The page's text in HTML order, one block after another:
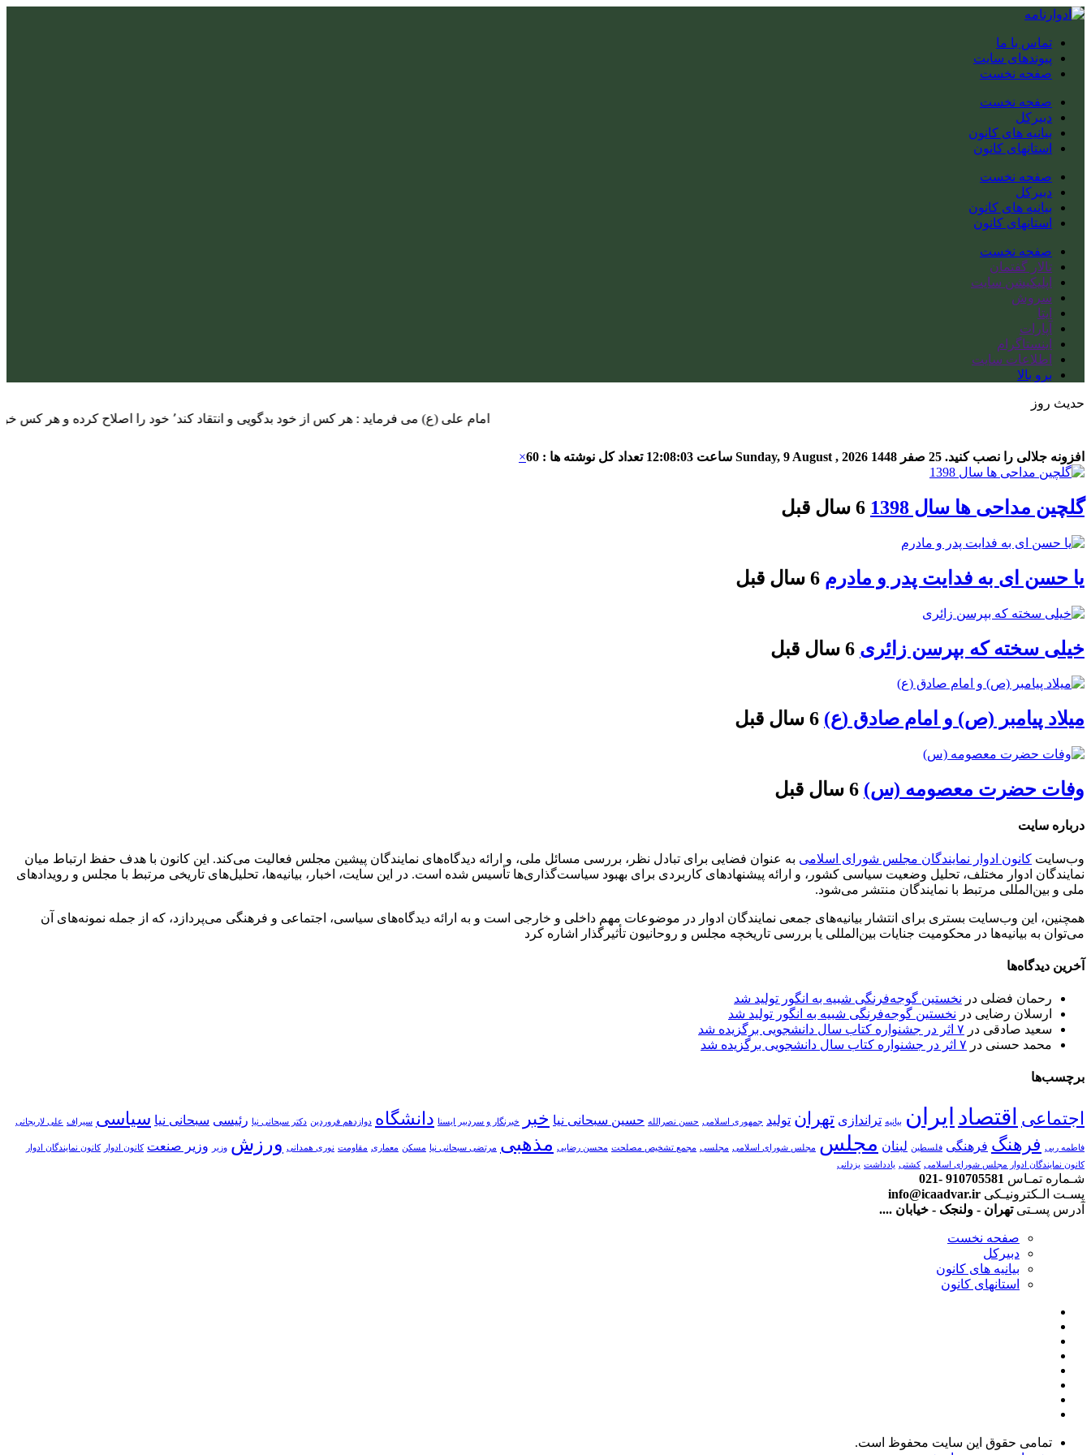
تماس با ما
پیوندهای سایت
صفحه نخست
صفحه نخست
دبیرکل
بیانیه های کانون
استانهای کانون
صفحه نخست
دبیرکل
بیانیه های کانون
استانهای کانون
صفحه نخست
تالار گفتمان
اپلیکیشن سایت
سروش
ایتا
آپارات
اینستاگرام
اطلاعات سایت
برو بالا
حدیث روز
امام علی (ع) می فرماید : هر کس از خود بدگویی و انتقاد کند٬ خود را اصلاح کرده و هر کس خودستایی نماید٬ پس به تحقیق خویش را تباه نموده است.
افزونه جلالی را نصب کنید. 25 صفر 1448 ساعت 12:08:04 تعداد کل نوشته ها : 60 ×
گلچین مداحی ها سال 1398 6 سال قبل
یا حسن ای به فدایت پدر و مادرم 6 سال قبل
خیلی سخته که بپرسن زائری 6 سال قبل
میلاد پیامبر (ص) و امام صادق (ع) 6 سال قبل
وفات حضرت معصومه (س) 6 سال قبل
درباره سایت
وب‌سایت کانون ادوار نمایندگان مجلس شورای اسلامی به عنوان فضایی برای تبادل نظر، بررسی مسائل ملی، و ارائه دیدگاه‌های نمایندگان پیشین مجلس فعالیت می‌کند. این کانون با هدف حفظ ارتباط میان
نمایندگان ادوار مختلف، تحلیل وضعیت سیاسی کشور، و ارائه پیشنهادهای کاربردی برای بهبود سیاست‌گذاری‌ها تأسیس شده است. در این سایت، اخبار، بیانیه‌ها، تحلیل‌های تاریخی مرتبط با مجلس و رویدادهای
ملی و بین‌المللی مرتبط با نمایندگان منتشر می‌شود.
همچنین، این وب‌سایت بستری برای انتشار بیانیه‌های جمعی نمایندگان ادوار در موضوعات مهم داخلی و خارجی است و به ارائه دیدگاه‌های سیاسی، اجتماعی و فرهنگی می‌پردازد، که از جمله نمونه‌های آن
می‌توان به بیانیه‌ها در محکومیت جنایات بین‌المللی یا بررسی تاریخچه مجلس و روحانیون تأثیرگذار اشاره کرد
آخرین دیدگاه‌ها
رحمان فضلی در نخستین گوجه‌فرنگی شبیه به انگور تولید شد
ارسلان رضایی در نخستین گوجه‌فرنگی شبیه به انگور تولید شد
سعید صادقی در ۷ اثر در جشنواره کتاب سال دانشجویی برگزیده شد
محمد حسنی در ۷ اثر در جشنواره کتاب سال دانشجویی برگزیده شد
برچسب‌ها
اجتماعی اقتصاد ایران بیانیه تراندازی تهران تولید جمهوری اسلامی حسن نصرالله حسین سبحانی نیا خبر خبرنگار و سردبیر ایسنا دانشگاه دوازدهم فروردین‌ دکتر سبحانی نیا رئیسی سبحانی نیا سیاسی سیراف علی لاریجانی
فاطمه ربی فرهنگ فرهنگی فلسطین لبنان مجلس مجلس شورای اسلامی مجلسی مجمع تشخیص مصلحت محسن رضایی مذهبی مرتضی سبحانی نیا مسکن معماری مقاومت نوری همدانی ورزش وزیر وزیر صنعت کانون ادوار
کانون نمایندگان ادوار
کانون نمایندگان ادوار مجلس شورای اسلامی کشتی یادداشت یزدانی
شـماره تمـاس 910705581 -021
پسـت الـکترونیـکی info@icaadvar.ir
آدرس پسـتی تهران - ولنجک - خیابان ....
صفحه نخست
دبیرکل
بیانیه های کانون
استانهای کانون
تمامی حقوق این سایت محفوظ است.